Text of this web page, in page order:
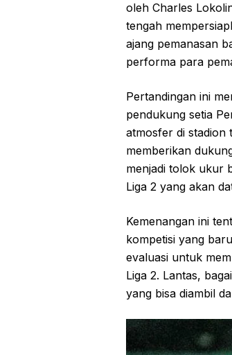
oleh Charles
tengah
ajang pemanasan
performa para
Pertandingan ini
pendukung setia
atmosfer di stadion
memberikan
menjadi tolok ukur
Liga 2 yang akan
Kemenangan ini
kompetisi yang
evaluasi untuk
Liga 2. Lantas,
yang bisa diambil